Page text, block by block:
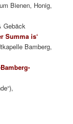
Bienen, Honig,
Gebäck
Summa is‘
Bamberg,